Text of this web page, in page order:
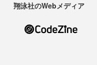
翔泳社のWebメディア